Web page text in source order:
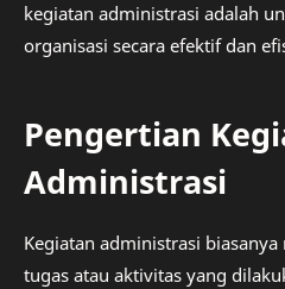
kegiatan administrasi adalah
organisasi secara efektif dan
Pengertian
Administrasi
Kegiatan administrasi
tugas atau aktivitas yang